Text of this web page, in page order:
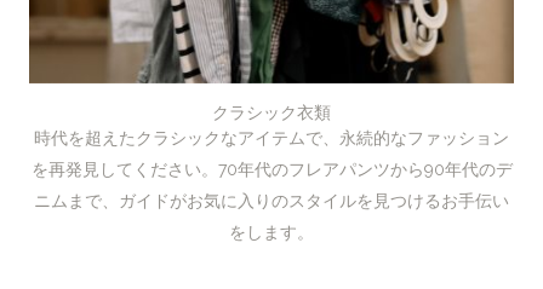
クラシック衣類
時代を超えたクラシックなアイテムで、永続的なファッション
を再発見してください。70年代のフレアパンツから90年代のデ
ニムまで、ガイドがお気に入りのスタイルを見つけるお手伝い
をします。